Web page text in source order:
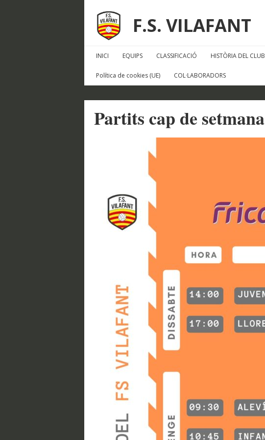
F.S. VILAFANT
INICI EQUIPS CLASSIFICACIÓ HISTÒRIA DEL CLUB
Política de cookies (UE) COL·LABORADORS
Partits cap de setmana